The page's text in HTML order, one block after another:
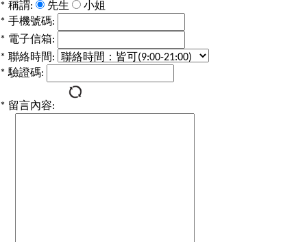
* 稱謂: 先生
小姐
* 手機號碼:
* 電子信箱:
* 聯絡時間:
* 驗證碼:
* 留言內容: